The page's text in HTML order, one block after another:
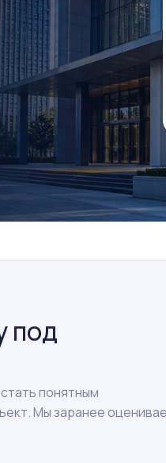
под
понятным
Мы заранее